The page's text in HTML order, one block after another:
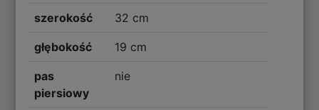
szerokość 32 cm
głębokość 19 cm
pas
piersiowy
nie